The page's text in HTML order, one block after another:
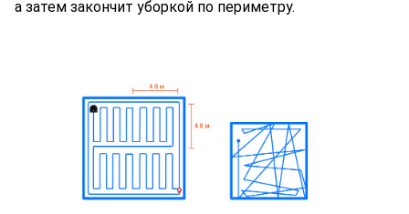
а затем закончит уборкой по периметру.